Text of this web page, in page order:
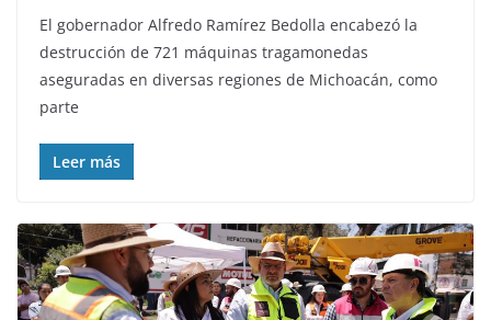
El gobernador Alfredo Ramírez Bedolla encabezó la
destrucción de 721 máquinas tragamonedas
aseguradas en diversas regiones de Michoacán, como
parte
Leer más